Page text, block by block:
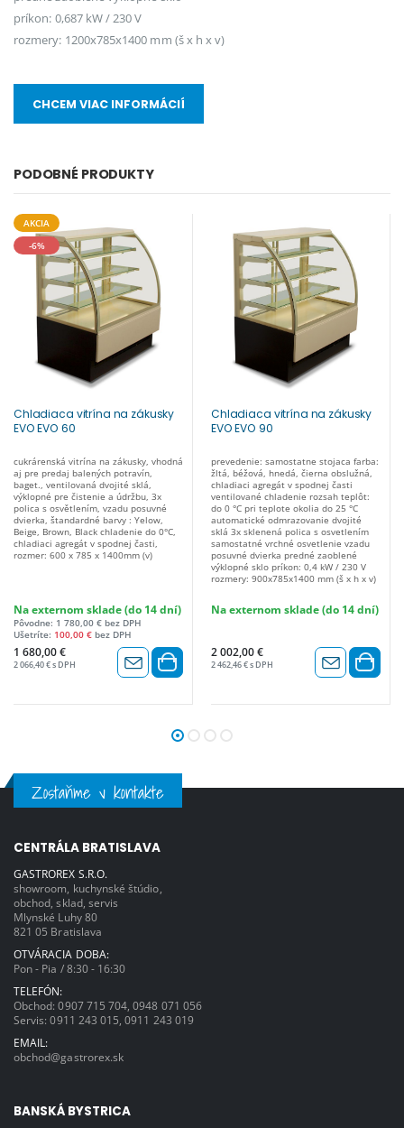
príkon: 0,687 kW / 230 V
rozmery: 1200x785x1400 mm (š x h x v)
CHCEM VIAC INFORMÁCIÍ
PODOBNÉ PRODUKTY
AKCIA
-6%
Chladiaca vitrína na zákusky
EVO EVO 60
cukrárenská vitrína na zákusky, vhodná
aj pre predaj balených potravín,
baget., ventilovaná dvojité sklá,
výklopné pre čistenie a údržbu, 3x
polica s osvětlením, vzadu posuvné
dvierka, štandardné barvy : Yelow,
Beige, Brown, Black chladenie do 0°C,
chladiaci agregát v spodnej časti,
rozmer: 600 x 785 x 1400mm (v)
Na externom sklade (do 14 dní)
Pôvodne: 1 780,00 € bez DPH
Ušetríte: 100,00 € bez DPH
1 680,00 €
2 066,40 € s DPH
Chladiaca vitrína na zákusky
EVO EVO 90
prevedenie: samostatne stojaca farba:
žltá, béžová, hnedá, čierna obslužná,
chladiaci agregát v spodnej časti
ventilované chladenie rozsah teplôt:
do 0 °C pri teplote okolia do 25 °C
automatické odmrazovanie dvojité
sklá 3x sklenená polica s osvetlením
samostatné vrchné osvetlenie vzadu
posuvné dvierka predné zaoblené
výklopné sklo príkon: 0,4 kW / 230 V
rozmery: 900x785x1400 mm (š x h x v)
Na externom sklade (do 14 dní)
2 002,00 €
2 462,46 € s DPH
Zostaňme v kontakte
CENTRÁLA BRATISLAVA
GASTROREX S.R.O.
showroom, kuchynské štúdio,
obchod, sklad, servis
Mlynské Luhy 80
821 05 Bratislava
OTVÁRACIA DOBA:
Pon - Pia / 8:30 - 16:30
TELEFÓN:
Obchod:0907 715 704 ,0948 071 056
Servis:0911 243 015 ,0911 243 019
EMAIL:
obchod@gastrorex.sk
BANSKÁ BYSTRICA